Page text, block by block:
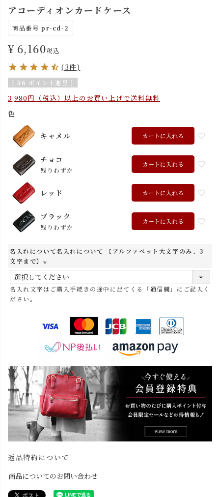
アコーディオンカードケース
商品番号 pr-cd-2
¥ 6,160税込
(3件)
[ 56 ポイント進呈 ]
3,980円（税込）以上のお買い上げで送料無料
色
キャメル カートに入れる
チョコ
残りわずか
カートに入れる
レッド カートに入れる
ブラック
残りわずか
カートに入れる
名入れについて名入れについて 【アルファベット大文字のみ、3
文字まで】
(
必
須
名入れ文字はご購入手続きの途中に出てくる「通信欄」にご記入く
ださい。
返品特約について
商品についてのお問い合わせ